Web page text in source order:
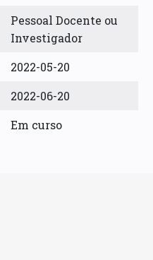
Pessoal Docente ou
Investigador
2022-05-20
2022-06-20
Em curso